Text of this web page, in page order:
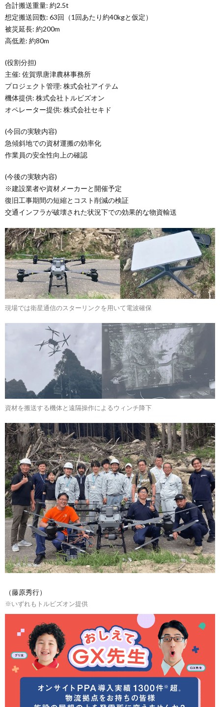
合計搬送重量: 約2.5t
想定搬送回数: 63回（1回あたり約40kgと仮定）
被災延長: 約200m
高低差: 約80m
(役割分担)
主催: 佐賀県唐津農林事務所
プロジェクト管理: 株式会社アイテム
機体提供: 株式会社トルビズオン
オペレーター提供: 株式会社セキド
(今回の実験内容)
急傾斜地での資材運搬の効率化
作業員の安全性向上の確認
(今後の実験内容)
※建設業者や資材メーカーと開催予定
復旧工事期間の短縮とコスト削減の検証
交通インフラが破壊された状況下での効果的な物資輸送
現場では衛星通信のスターリンクを用いて電波確保
資材を搬送する機体と遠隔操作によるウィンチ降下
（藤原秀行）
※いずれもトルビズオン提供